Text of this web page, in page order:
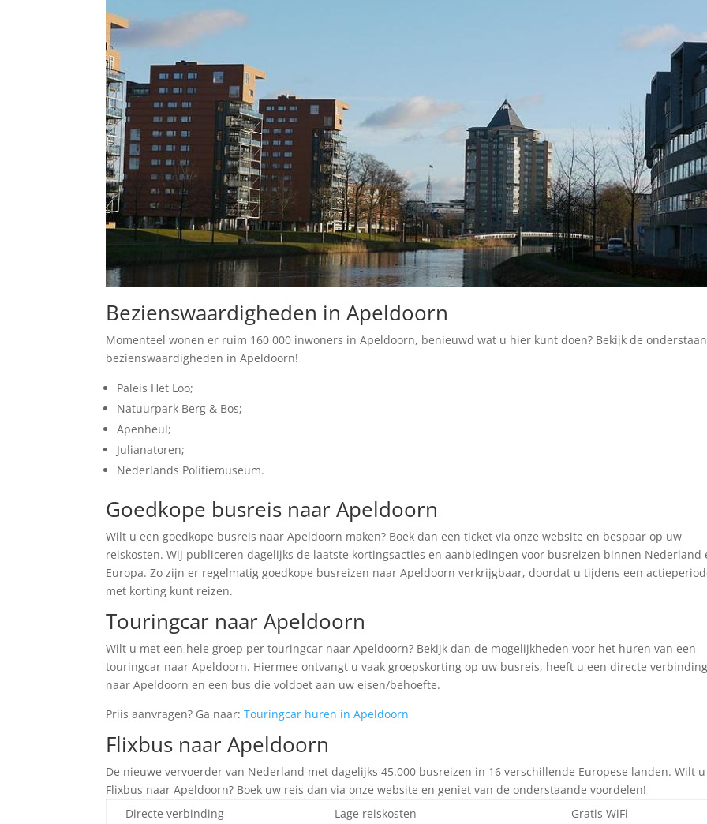
Bezienswaardigheden in Apeldoorn
Momenteel wonen er ruim 160 000 inwoners in Apeldoorn, benieuwd wat u hier kunt doen? Bekijk de
bezienswaardigheden in Apeldoorn!
Paleis Het Loo;
Natuurpark Berg & Bos;
Apenheul;
Julianatoren;
Nederlands Politiemuseum.
Goedkope busreis naar Apeldoorn
Wilt u een goedkope busreis naar Apeldoorn maken? Boek dan een ticket via onze website en bespaar op uw
reiskosten. Wij publiceren dagelijks de laatste kortingsacties en aanbiedingen voor busreizen binnen Nederland
Europa. Zo zijn er regelmatig goedkope busreizen naar Apeldoorn verkrijgbaar, doordat u tijdens een
met korting kunt reizen.
Touringcar naar Apeldoorn
Wilt u met een hele groep per touringcar naar Apeldoorn? Bekijk dan de mogelijkheden voor het huren van een
touringcar naar Apeldoorn. Hiermee ontvangt u vaak groepskorting op uw busreis, heeft u een directe
naar Apeldoorn en een bus die voldoet aan uw eisen/behoefte.
Priis aanvragen? Ga naar:Touringcar huren in Apeldoorn
Flixbus naar Apeldoorn
De nieuwe vervoerder van Nederland met dagelijks 45.000 busreizen in 16 verschillende Europese landen. Wilt
Flixbus naar Apeldoorn? Boek uw reis dan via onze website en geniet van de onderstaande voordelen!
Directe verbinding
Lage reiskosten
Gratis WiFi